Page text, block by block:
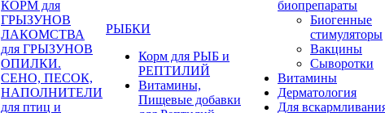
КОРМ для
ГРЫЗУНОВ
ЛАКОМСТВА
для ГРЫЗУНОВ
ОПИЛКИ.
СЕНО, ПЕСОК,
НАПОЛНИТЕЛИ
для птиц и
РЫБКИ
Корм для РЫБ и
РЕПТИЛИЙ
Витамины,
Пищевые добавки
биопрепараты
Биогенные
стимуляторы
Вакцины
Сыворотки
Витамины
Дерматология
Для